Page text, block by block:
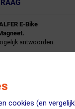
cookies (en
E-Bike
antwoorden.